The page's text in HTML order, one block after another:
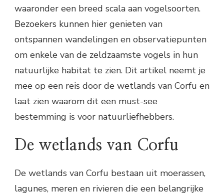
waaronder een breed scala aan vogelsoorten.
Bezoekers kunnen hier genieten van
ontspannen wandelingen en observatiepunten
om enkele van de zeldzaamste vogels in hun
natuurlijke habitat te zien. Dit artikel neemt je
mee op een reis door de wetlands van Corfu en
laat zien waarom dit een must-see
bestemming is voor natuurliefhebbers.
De wetlands van Corfu
De wetlands van Corfu bestaan uit moerassen,
lagunes, meren en rivieren die een belangrijke